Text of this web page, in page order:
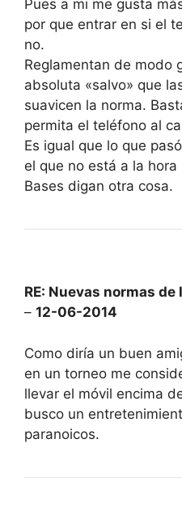
Pues a mi me gusta
por que entrar en si el
no.
Reglamentan de modo
absoluta «salvo» que
suavicen la norma.
permita el teléfono al
Es igual que lo que
el que no está a la
Bases digan otra cosa.
RE: Nuevas normas de
– 12-06-2014
Como diría un buen
en un torneo me
llevar el móvil encima
busco un
paranoicos.